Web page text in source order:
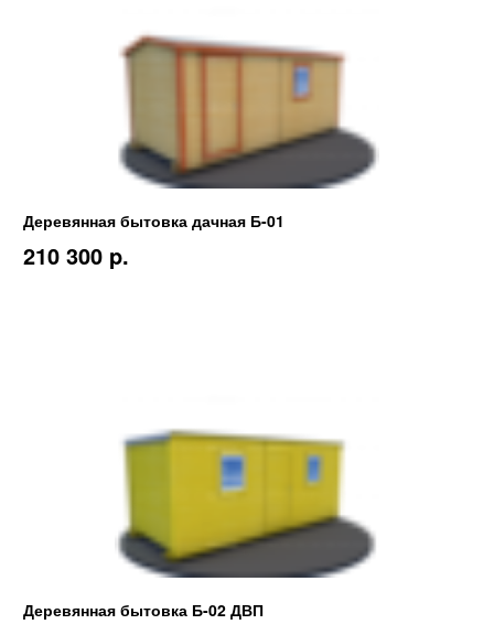
Деревянная бытовка дачная Б-01
210 300 p.
Деревянная бытовка Б-02 ДВП